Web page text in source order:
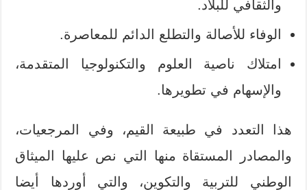
والثقافي للبلاد.
الوفاء للأصالة والتطلع الدائم للمعاصرة.
امتلاك ناصية العلوم والتكنولوجيا المتقدمة،
والإسهام في تطويرها.
هذا التعدد في طبيعة القيم، وفي المرجعيات،
والمصادر المستقاة منها التي نص عليها الميثاق
الوطني للتربية والتكوين، والتي أوردها أيضا